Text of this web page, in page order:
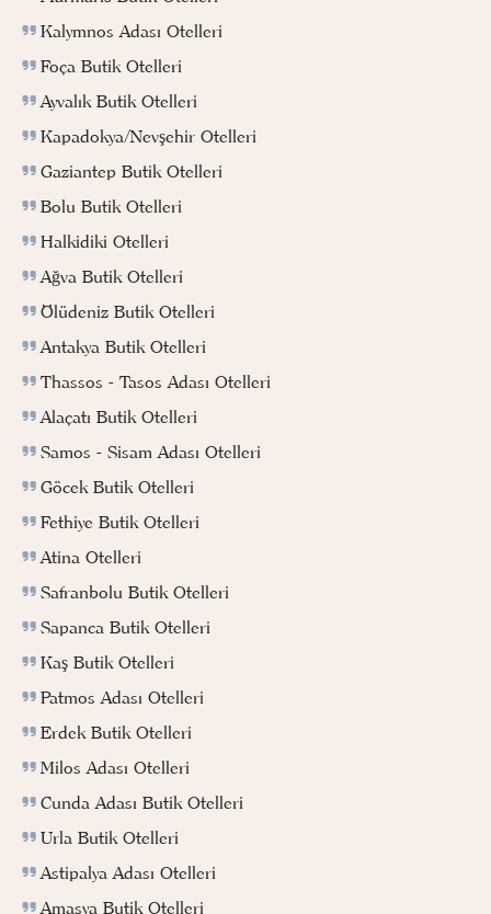
Kalymnos Adası Otelleri
Foça Butik Otelleri
Ayvalık Butik Otelleri
Kapadokya/Nevşehir Otelleri
Gaziantep Butik Otelleri
Bolu Butik Otelleri
Halkidiki Otelleri
Ağva Butik Otelleri
Ölüdeniz Butik Otelleri
Antakya Butik Otelleri
Thassos - Tasos Adası Otelleri
Alaçatı Butik Otelleri
Samos - Sisam Adası Otelleri
Göcek Butik Otelleri
Fethiye Butik Otelleri
Atina Otelleri
Safranbolu Butik Otelleri
Sapanca Butik Otelleri
Kaş Butik Otelleri
Patmos Adası Otelleri
Erdek Butik Otelleri
Milos Adası Otelleri
Cunda Adası Butik Otelleri
Urla Butik Otelleri
Astipalya Adası Otelleri
Amasya Butik Otelleri